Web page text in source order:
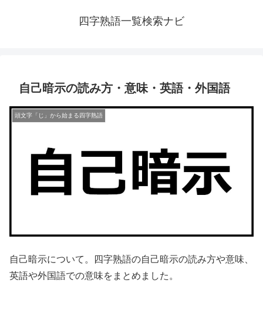
四字熟語一覧検索ナビ
自己暗示の読み方・意味・英語・外国語
頭文字「じ」から始まる四字熟語
自己暗示について。四字熟語の自己暗示の読み方や意味、
英語や外国語での意味をまとめました。